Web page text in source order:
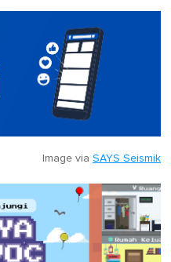
Image via SAYS Seismik